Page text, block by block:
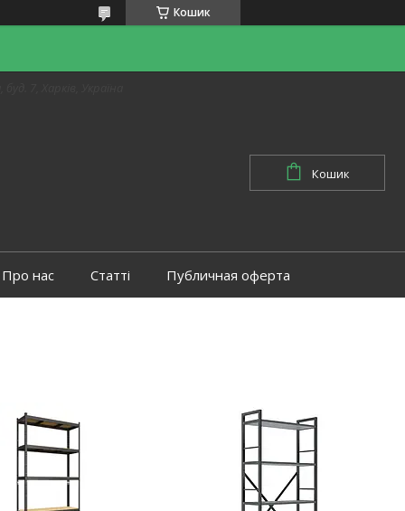
Кошик
Кошик
Про нас Статті Публичная оферта